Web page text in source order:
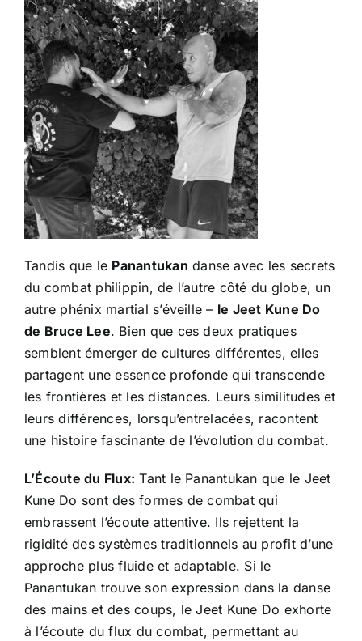
Tandis que le Panantukan danse avec les secrets
du combat philippin, de l’autre côté du globe, un
autre phénix martial s’éveille – le Jeet Kune Do
de Bruce Lee. Bien que ces deux pratiques
semblent émerger de cultures différentes, elles
partagent une essence profonde qui transcende
les frontières et les distances. Leurs similitudes et
leurs différences, lorsqu’entrelacées, racontent
une histoire fascinante de l’évolution du combat.
L’Écoute du Flux: Tant le Panantukan que le Jeet
Kune Do sont des formes de combat qui
embrassent l’écoute attentive. Ils rejettent la
rigidité des systèmes traditionnels au profit d’une
approche plus fluide et adaptable. Si le
Panantukan trouve son expression dans la danse
des mains et des coups, le Jeet Kune Do exhorte
à l’écoute du flux du combat, permettant au